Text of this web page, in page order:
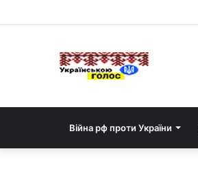
Війна рф проти України